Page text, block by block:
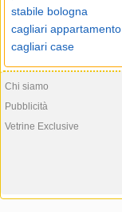
stabile bologna
cagliari appartamento
cagliari case
Chi siamo
Pubblicità
Vetrine Exclusive